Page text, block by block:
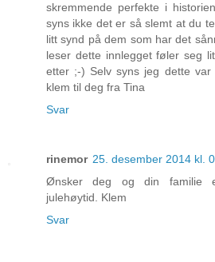
skremmende perfekte i
syns ikke det er så slemt at du
litt synd på dem som har det
leser dette innlegget føler seg
etter ;-) Selv syns jeg dette var
klem til deg fra Tina
Svar
rinemor 25. desember 2014 kl.
Ønsker deg og din familie
julehøytid. Klem
Svar